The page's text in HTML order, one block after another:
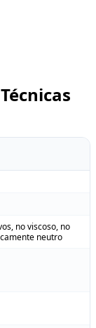
no viscoso, no
neutro